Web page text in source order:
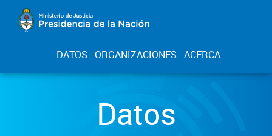
DATOS ORGANIZACIONES ACERCA
Datos